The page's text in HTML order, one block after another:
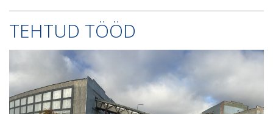
TEHTUD TÖÖD